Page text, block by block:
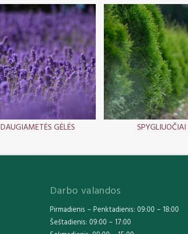
DAUGIAMETĖS GĖLĖS SPYGLIUOČIAI
Darbo valandos
Pirmadienis – Penktadienis: 09:00 – 18:00
Šeštadienis: 09:00 – 17:00